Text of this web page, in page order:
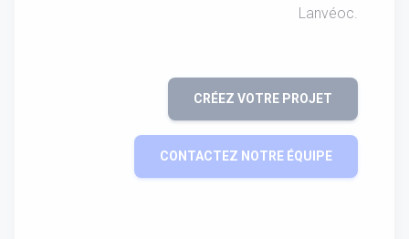
Lanvéoc.
CRÉEZ VOTRE PROJET
CONTACTEZ NOTRE ÉQUIPE